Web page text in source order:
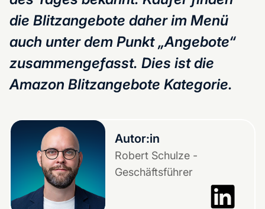
die Blitzangebote daher im Menü
auch unter dem Punkt „Angebote“
zusammengefasst. Dies ist die
Amazon Blitzangebote Kategorie.
Autor:in
Robert Schulze -
Geschäftsführer